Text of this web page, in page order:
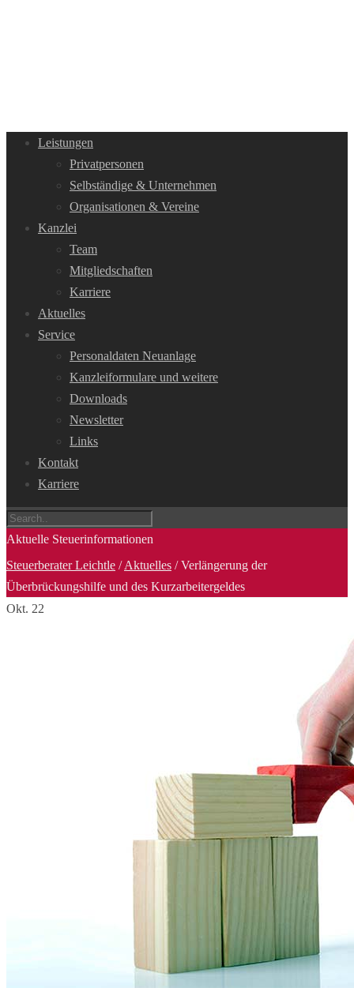
Leistungen
Privatpersonen
Selbständige & Unternehmen
Organisationen & Vereine
Kanzlei
Team
Mitgliedschaften
Karriere
Aktuelles
Service
Personaldaten Neuanlage
Kanzleiformulare und weitere
Downloads
Newsletter
Links
Kontakt
Karriere
Aktuelle Steuerinformationen
Steuerberater Leichtle /Aktuelles /Verlängerung der
Überbrückungshilfe und des Kurzarbeitergeldes
Okt. 22